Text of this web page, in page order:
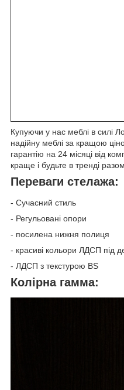
Купуючи у нас меблі в силі
надійну меблі за кращою
гарантію на 24 місяці від
краще і будьте в тренді
Переваги стелажа:
- Сучасний стиль
- Регульовані опори
- посилена нижня полиця
- красиві кольори ЛДСП під
- ЛДСП з текстурою BS
Колірна гамма: